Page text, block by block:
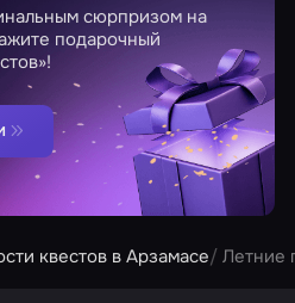
сюрпризом на
подарочный
квестов в Арзамасе Летние